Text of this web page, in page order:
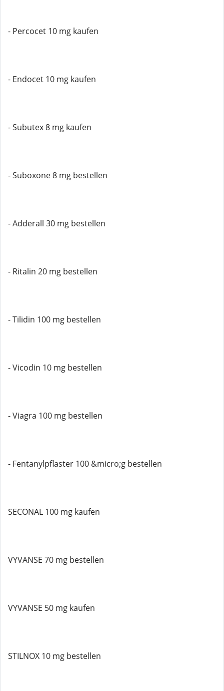
- Percocet 10 mg kaufen
- Endocet 10 mg kaufen
- Subutex 8 mg kaufen
- Suboxone 8 mg bestellen
- Adderall 30 mg bestellen
- Ritalin 20 mg bestellen
- Tilidin 100 mg bestellen
- Vicodin 10 mg bestellen
- Viagra 100 mg bestellen
- Fentanylpflaster 100 &micro;g bestellen
SECONAL 100 mg kaufen
VYVANSE 70 mg bestellen
VYVANSE 50 mg kaufen
STILNOX 10 mg bestellen